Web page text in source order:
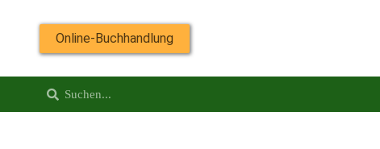
Online-Buchhandlung